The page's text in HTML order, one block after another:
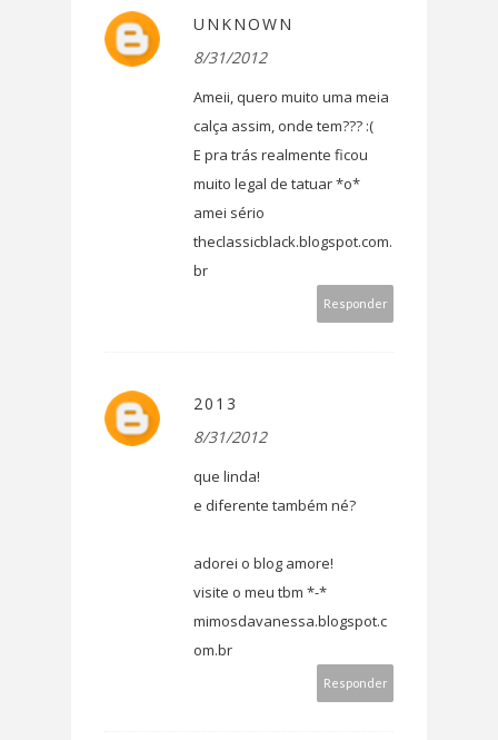
UNKNOWN
8/31/2012
Ameii, quero muito uma meia
calça assim, onde tem??? :(
E pra trás realmente ficou
muito legal de tatuar *o*
amei sério
theclassicblack.blogspot.com.
br
Responder
2013
8/31/2012
que linda!
e diferente também né?
adorei o blog amore!
visite o meu tbm *-*
mimosdavanessa.blogspot.c
om.br
Responder